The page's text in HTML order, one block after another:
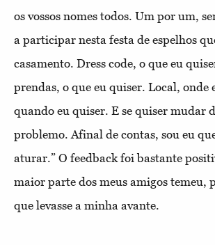
os vossos nomes todos. Um por um,
a participar nesta festa de espelhos
casamento. Dress code, o que eu
prendas, o que eu quiser. Local, onde
quando eu quiser. E se quiser mudar
problemo. Afinal de contas, sou eu
aturar.” O feedback foi bastante
maior parte dos meus amigos temeu,
que levasse a minha avante.